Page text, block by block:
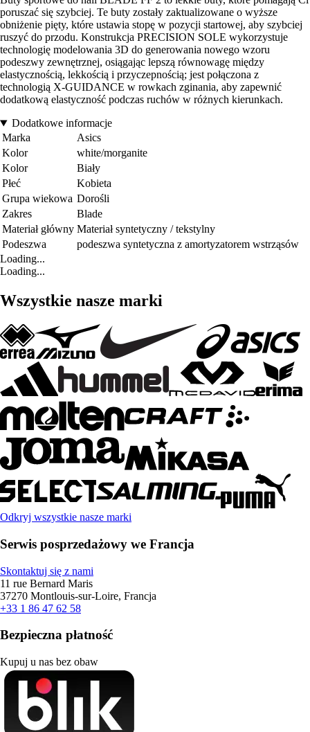
poruszać się szybciej. Te buty zostały zaktualizowane o wyższe
obniżenie pięty, które ustawia stopę w pozycji startowej, aby szybciej
ruszyć do przodu. Konstrukcja PRECISION SOLE wykorzystuje
technologię modelowania 3D do generowania nowego wzoru
podeszwy zewnętrznej, osiągając lepszą równowagę między
elastycznością, lekkością i przyczepnością; jest połączona z
technologią X-GUIDANCE w rowkach zginania, aby zapewnić
dodatkową elastyczność podczas ruchów w różnych kierunkach.
Dodatkowe informacje
Marka
Asics
Kolor
white/morganite
Kolor
Biały
Płeć
Kobieta
Grupa wiekowa Dorośli
Zakres
Blade
Materiał główny Materiał syntetyczny / tekstylny
Podeszwa
podeszwa syntetyczna z amortyzatorem wstrząsów
Loading...
Loading...
Wszystkie nasze marki
Odkryj wszystkie nasze marki
Serwis posprzedażowy we Francja
Skontaktuj się z nami
11 rue Bernard Maris
37270 Montlouis-sur-Loire, Francja
+33 1 86 47 62 58
Bezpieczna płatność
Kupuj u nas bez obaw